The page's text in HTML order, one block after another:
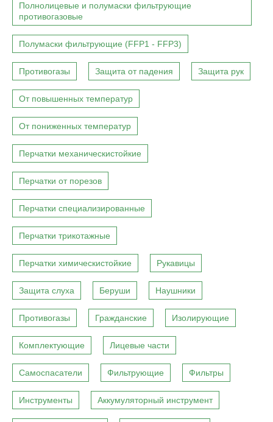
Полнолицевые и полумаски фильтрующие
противогазовые
Полумаски фильтрующие (FFP1 - FFP3)
Противогазы Защита от падения Защита рук
От повышенных температур
От пониженных температур
Перчатки механическистойкие
Перчатки от порезов
Перчатки специализированные
Перчатки трикотажные
Перчатки химическистойкие Рукавицы
Защита слуха Беруши Наушники
Противогазы Гражданские Изолирующие
Комплектующие Лицевые части
Самоспасатели Фильтрующие Фильтры
Инструменты Аккумуляторный инструмент